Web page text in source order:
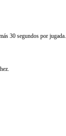
30 segundos por jugada.